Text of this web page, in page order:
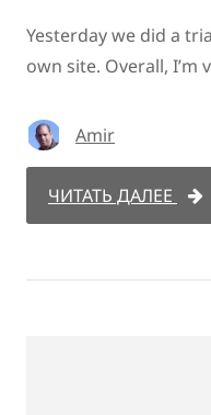
Yesterday we did a
own site. Overall,
Amir
ЧИТАТЬ ДАЛЕЕ